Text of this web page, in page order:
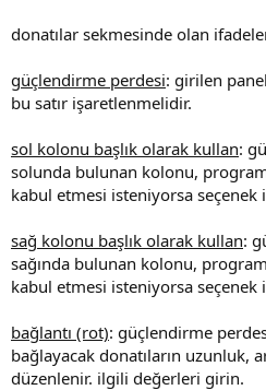
donatılar sekmesinde olan
güçlendirme perdesi: girilen
bu satır işaretlenmelidir.
sol kolonu başlık olarak kullan:
solunda bulunan kolonu,
kabul etmesi isteniyorsa seçenek
sağ kolonu başlık olarak kullan:
sağında bulunan kolonu,
kabul etmesi isteniyorsa seçenek
bağlantı (rot): güçlendirme
bağlayacak donatıların uzunluk,
düzenlenir. i̇lgili değerleri girin.